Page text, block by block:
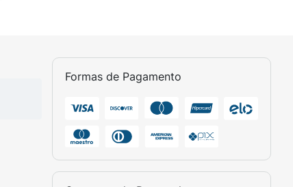
Formas de Pagamento